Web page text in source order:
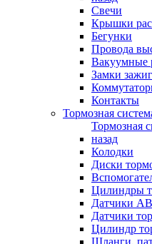
Свечи
Крышки
Бегунки
Провода
Вакуумные
Замки
Контакты
Тормозная
Тормозная
назад
Колодки
Диски
Цилиндры
Датчики
Датчики
Цилиндр
Шланги,